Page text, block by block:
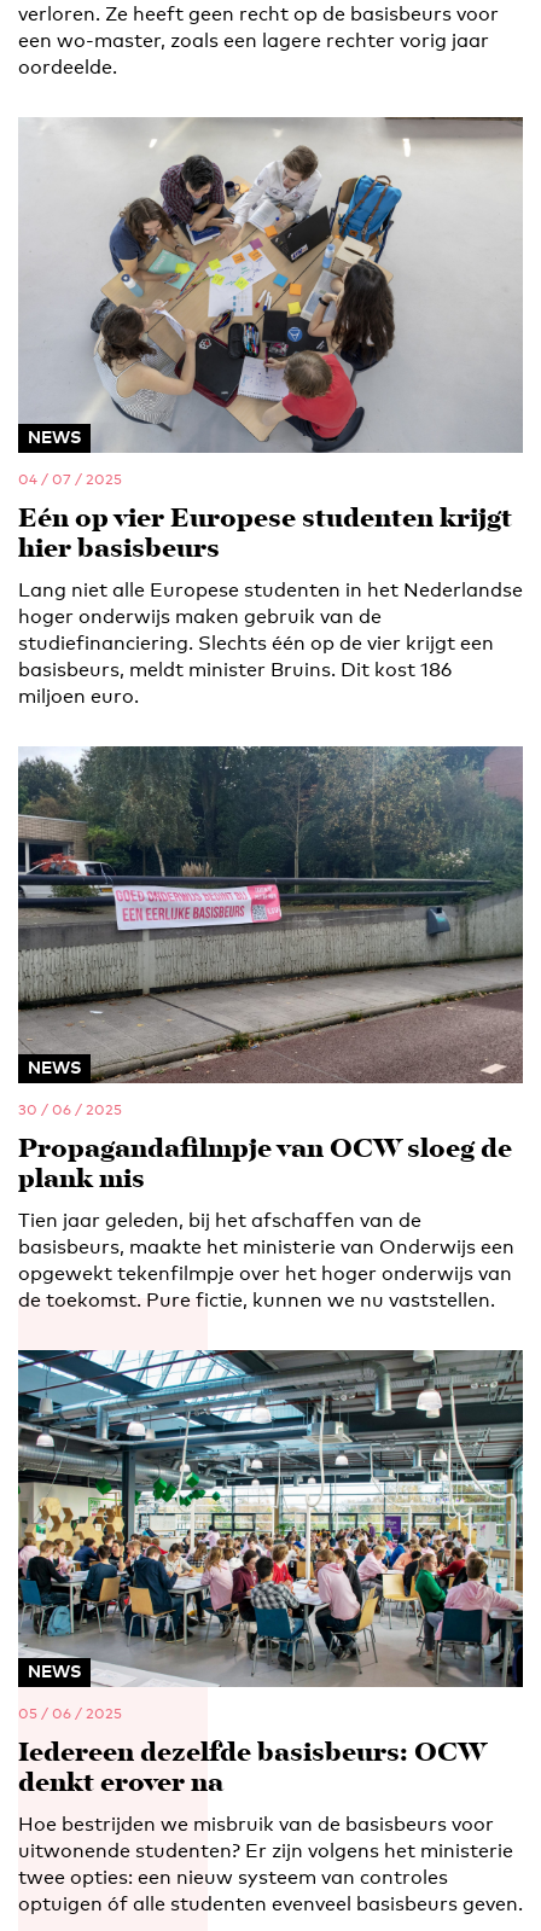
verloren. Ze heeft geen recht op de basisbeurs voor
een wo-master, zoals een lagere rechter vorig jaar
oordeelde.
NEWS
04 / 07 / 2025
Eén op vier Europese studenten krijgt
hier basisbeurs
Lang niet alle Europese studenten in het Nederlandse
hoger onderwijs maken gebruik van de
studiefinanciering. Slechts één op de vier krijgt een
basisbeurs, meldt minister Bruins. Dit kost 186
miljoen euro.
NEWS
30 / 06 / 2025
Propagandafilmpje van OCW sloeg de
plank mis
Tien jaar geleden, bij het afschaffen van de
basisbeurs, maakte het ministerie van Onderwijs een
opgewekt tekenfilmpje over het hoger onderwijs van
de toekomst. Pure fictie, kunnen we nu vaststellen.
NEWS
05 / 06 / 2025
Iedereen dezelfde basisbeurs: OCW
denkt erover na
Hoe bestrijden we misbruik van de basisbeurs voor
uitwonende studenten? Er zijn volgens het ministerie
twee opties: een nieuw systeem van controles
optuigen óf alle studenten evenveel basisbeurs geven.